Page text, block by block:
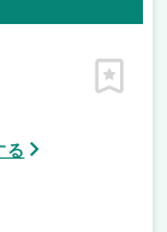
る
ピン留